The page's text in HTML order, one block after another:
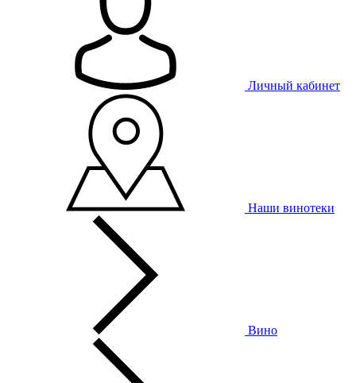
Личный кабинет
Наши винотеки
Вино